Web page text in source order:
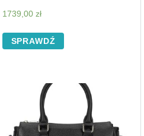
1739,00zł
SPRAWDŹ